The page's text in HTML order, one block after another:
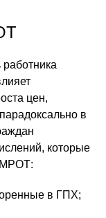
цен,
в
которые
МРОТ:
в ГПХ;